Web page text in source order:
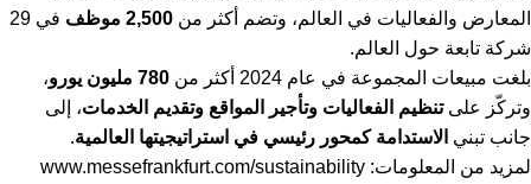
المعارض والفعاليات في العالم، وتضم أكثر من 2,500 موظف
في 29
شركة تابعة حول العالم.
بلغت مبيعات المجموعة في عام 2024 أكثر من
780 مليون يورو
،
وتركّز علىتنظيم الفعاليات وتأجير المواقع وتقديم الخدمات، إلى
جانب تبني الاستدامة كمحور رئيسي في استراتيجيتها العالمية.
لمزيد من المعلومات: www.messefrankfurt.com/sustainability